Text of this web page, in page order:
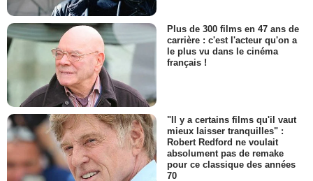
Plus de 300 films en 47 ans de
carrière : c'est l'acteur qu'on a
le plus vu dans le cinéma
français !
"Il y a certains films qu'il vaut
mieux laisser tranquilles" :
Robert Redford ne voulait
absolument pas de remake
pour ce classique des années
70